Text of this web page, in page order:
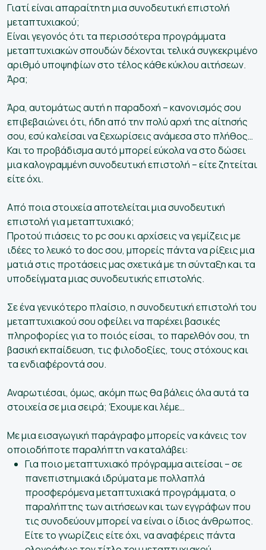
Γιατί είναι απαραίτητη μια συνοδευτική επιστολή
μεταπτυχιακού;
Είναι γεγονός ότι τα περισσότερα προγράμματα
μεταπτυχιακών σπουδών δέχονται τελικά συγκεκριμένο
αριθμό υποψηφίων στο τέλος κάθε κύκλου αιτήσεων.
Άρα;
Άρα, αυτομάτως αυτή η παραδοχή – κανονισμός σου
επιβεβαιώνει ότι, ήδη από την πολύ αρχή της αίτησής
σου, εσύ καλείσαι να ξεχωρίσεις ανάμεσα στο πλήθος…
Και το προβάδισμα αυτό μπορεί εύκολα να στο δώσει
μια καλογραμμένη συνοδευτική επιστολή – είτε ζητείται
είτε όχι.
Από ποια στοιχεία αποτελείται μια συνοδευτική
επιστολή για μεταπτυχιακό;
Προτού πιάσεις το pc σου κι αρχίσεις να γεμίζεις με
ιδέες το λευκό το doc σου, μπορείς πάντα να ρίξεις μια
ματιά στις προτάσεις μας σχετικά με τη σύνταξη και τα
υποδείγματα μιας συνοδευτικής επιστολής.
Σε ένα γενικότερο πλαίσιο, η συνοδευτική επιστολή του
μεταπτυχιακού σου οφείλει να παρέχει βασικές
πληροφορίες για το ποιός είσαι, το παρελθόν σου, τη
βασική εκπαίδευση, τις φιλοδοξίες, τους στόχους και
τα ενδιαφέροντά σου.
Αναρωτιέσαι, όμως, ακόμη πως θα βάλεις όλα αυτά τα
στοιχεία σε μια σειρά; Έχουμε και λέμε…
Με μια εισαγωγική παράγραφο μπορείς να κάνεις τον
οποιοδήποτε παραλήπτη να καταλάβει:
Για ποιο μεταπτυχιακό πρόγραμμα αιτείσαι – σε
πανεπιστημιακά ιδρύματα με πολλαπλά
προσφερόμενα μεταπτυχιακά προγράμματα, ο
παραλήπτης των αιτήσεων και των εγγράφων που
τις συνοδεύουν μπορεί να είναι ο ίδιος άνθρωπος.
Είτε το γνωρίζεις είτε όχι, να αναφέρεις πάντα